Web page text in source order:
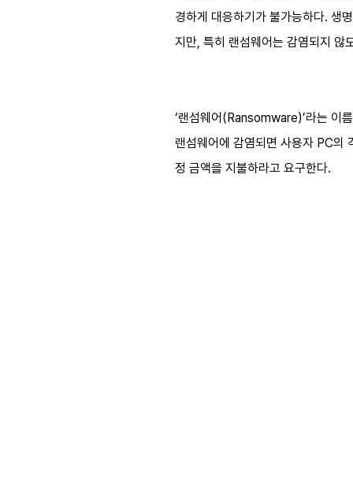
경하게 대응하기가 불가능하다. 생
지만, 특히 랜섬웨어는 감염되지 않
‘랜섬웨어(Ransomware)’라는 이
랜섬웨어에 감염되면 사용자 PC의
정 금액을 지불하라고 요구한다.